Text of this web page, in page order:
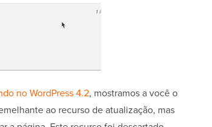
no WordPress 4.2, mostramos a você o
ao recurso de atualização, mas